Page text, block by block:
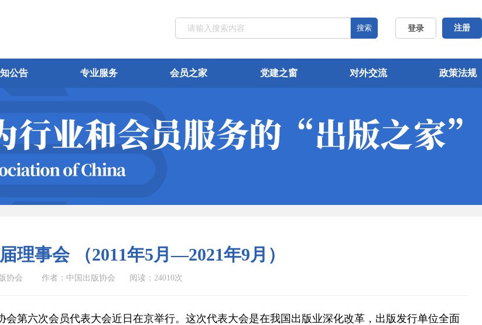
登录 注册
搜索
公告 专业服务 会员之家 党建之窗 对外交流 政策法规
理事会 （2011年5月—2021年9月）
协会 作者：中国出版协会 阅读：24010次
第六次会员代表大会近日在京举行。这次代表大会是在我国出版业深化改革，出版发行单位全面